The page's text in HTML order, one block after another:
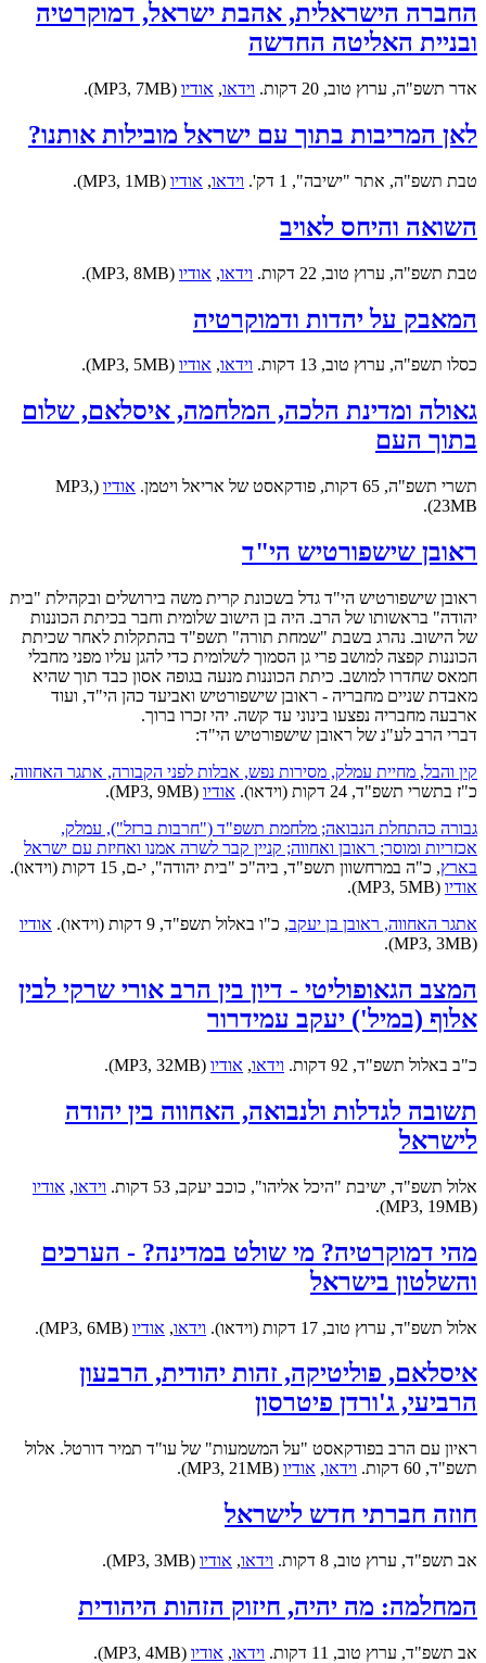
החברה הישראלית, אהבת ישראל, דמוקרטיה
ובניית האליטה החדשה
אדר תשפ"ה, ערוץ טוב, 20 דקות. וידאו, אודיו (MP3, 7MB).
לאן המריבות בתוך עם ישראל מובילות אותנו?
טבת תשפ"ה, אתר "ישיבה", 1 דק'. וידאו, אודיו (MP3, 1MB).
השואה והיחס לאויב
טבת תשפ"ה, ערוץ טוב, 22 דקות. וידאו, אודיו (MP3, 8MB).
המאבק על יהדות ודמוקרטיה
כסלו תשפ"ה, ערוץ טוב, 13 דקות. וידאו, אודיו (MP3, 5MB).
גאולה ומדינת הלכה, המלחמה, איסלאם, שלום
בתוך העם
תשרי תשפ"ה, 65 דקות, פודקאסט של אריאל ויטמן. אודיו (MP3,
23MB).
ראובן שישפורטיש הי"ד
ראובן שישפורטיש הי"ד גדל בשכונת קרית משה בירושלים ובקהילת "בית
יהודה" בראשותו של הרב. היה בן הישוב שלומית וחבר בכיתת הכוננות
של הישוב. נהרג בשבת "שמחת תורה" תשפ"ד בהתקלות לאחר שכיתת
הכוננות קפצה למושב פרי גן הסמוך לשלומית כדי להגן עליו מפני מחבלי
חמאס שחדרו למושב. כיתת הכוננות מנעה בגופה אסון כבד תוך שהיא
מאבדת שניים מחבריה - ראובן שישפורטיש ואביעד כהן הי"ד, ועוד
ארבעה מחבריה נפצעו בינוני עד קשה. יהי זכרו ברוך.
דברי הרב לע"נ של ראובן שישפורטיש הי"ד:
קין והבל, מחיית עמלק, מסירות נפש, אבלות לפני הקבורה, אתגר האחווה,
כ"ז בתשרי תשפ"ד, 24 דקות (וידאו).
אודיו (MP3, 9MB).
גבורה כהתחלת הנבואה; מלחמת תשפ"ד ("חרבות ברזל"), עמלק,
אכזריות ומוסר; ראובן ואחווה; קניין קבר לשרה אמנו ואחיזת עם ישראל
בארץ, כ"ה במרחשוון תשפ"ד, ביה"כ "בית יהודה", י-ם, 15 דקות (וידאו).
אודיו (MP3, 5MB).
אתגר האחווה, ראובן בן יעקב, כ"ו באלול תשפ"ד, 9 דקות (וידאו).
אודיו
(MP3, 3MB).
המצב הגאופוליטי - דיון בין הרב אורי שרקי לבין
אלוף (במיל') יעקב עמידרור
כ"ב באלול תשפ"ד, 92 דקות. וידאו, אודיו (MP3, 32MB).
תשובה לגדלות ולנבואה, האחווה בין יהודה
לישראל
אלול תשפ"ד, ישיבת "היכל אליהו", כוכב יעקב, 53 דקות. וידאו, אודיו
(MP3, 19MB).
מהי דמוקרטיה? מי שולט במדינה? - הערכים
והשלטון בישראל
אלול תשפ"ד, ערוץ טוב, 17 דקות (וידאו). וידאו, אודיו (MP3, 6MB).
איסלאם, פוליטיקה, זהות יהודית, הרבעון
הרביעי, ג'ורדן פיטרסון
ראיון עם הרב בפודקאסט "על המשמעות" של עו"ד תמיר דורטל. אלול
תשפ"ד, 60 דקות.
וידאו, אודיו (MP3, 21MB).
חוזה חברתי חדש לישראל
אב תשפ"ד, ערוץ טוב, 8 דקות. וידאו, אודיו (MP3, 3MB).
המחלמה: מה יהיה, חיזוק הזהות היהודית
אב תשפ"ד, ערוץ טוב, 11 דקות. וידאו, אודיו (MP3, 4MB).